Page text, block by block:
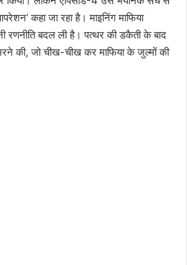
कहा जा रहा है। माइनिंग माफिया
बदल ली है। पत्थर की डकैती के बाद
की, जो चीख-चीख कर माफिया के जुल्मों की